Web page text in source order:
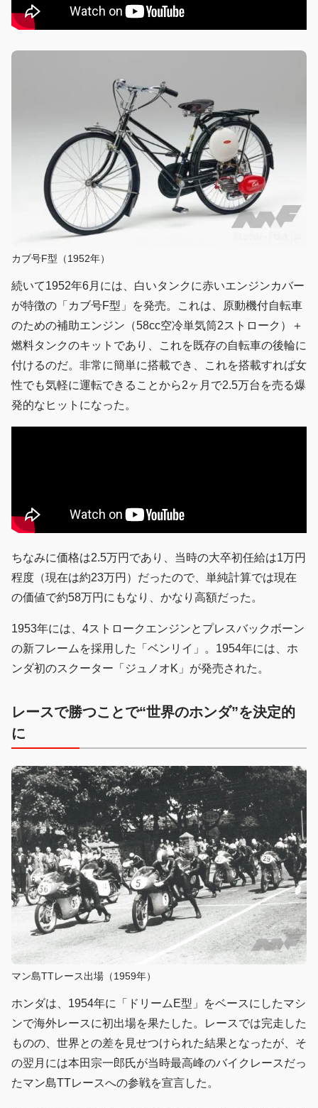
カブ号F型（1952年）
続いて1952年6月には、白いタンクに赤いエンジンカバー
が特徴の「カブ号F型」を発売。これは、原動機付自転車
のための補助エンジン（58cc空冷単気筒2ストローク）＋
燃料タンクのキットであり、これを既存の自転車の後輪に
付けるのだ。非常に簡単に搭載でき、これを搭載すれば女
性でも気軽に運転できることから2ヶ月で2.5万台を売る爆
発的なヒットになった。
ちなみに価格は2.5万円であり、当時の大卒初任給は1万円
程度（現在は約23万円）だったので、単純計算では現在
の価値で約58万円にもなり、かなり高額だった。
1953年には、4ストロークエンジンとプレスバックボーン
の新フレームを採用した「ベンリイ」。1954年には、ホ
ンダ初のスクーター「ジュノオK」が発売された。
レースで勝つことで“世界のホンダ”を決定的
に
マン島TTレース出場（1959年）
ホンダは、1954年に「ドリームE型」をベースにしたマシ
ンで海外レースに初出場を果たした。レースでは完走した
ものの、世界との差を見せつけられた結果となったが、そ
の翌月には本田宗一郎氏が当時最高峰のバイクレースだっ
たマン島TTレースへの参戦を宣言した。